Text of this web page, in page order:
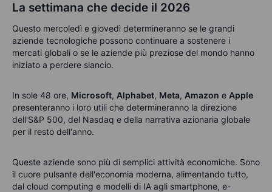
La settimana che decide il 2026
Questo mercoledì e giovedì determineranno se le grandi
aziende tecnologiche possono continuare a sostenere i
mercati globali o se le aziende più preziose del mondo hanno
iniziato a perdere slancio.
In sole 48 ore, Microsoft, Alphabet, Meta, Amazon e Apple
presenteranno i loro utili che determineranno la direzione
dell'S&P 500, del Nasdaq e della narrativa azionaria globale
per il resto dell'anno.
Queste aziende sono più di semplici attività economiche. Sono
il cuore pulsante dell'economia moderna, alimentando tutto,
dal cloud computing e modelli di IA agli smartphone, e-